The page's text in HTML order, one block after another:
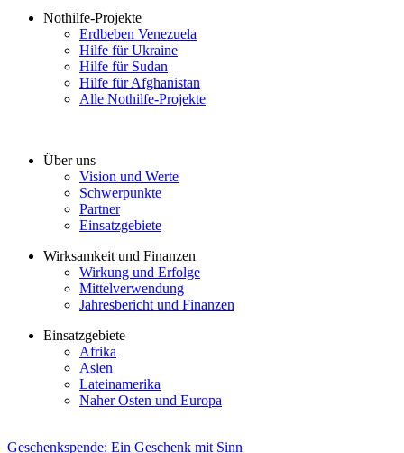
Nothilfe-Projekte
Erdbeben Venezuela
Hilfe für Ukraine
Hilfe für Sudan
Hilfe für Afghanistan
Alle Nothilfe-Projekte
Über uns
Vision und Werte
Schwerpunkte
Partner
Einsatzgebiete
Wirksamkeit und Finanzen
Wirkung und Erfolge
Mittelverwendung
Jahresbericht und Finanzen
Einsatzgebiete
Afrika
Asien
Lateinamerika
Naher Osten und Europa
Geschenkspende: Ein Geschenk mit Sinn